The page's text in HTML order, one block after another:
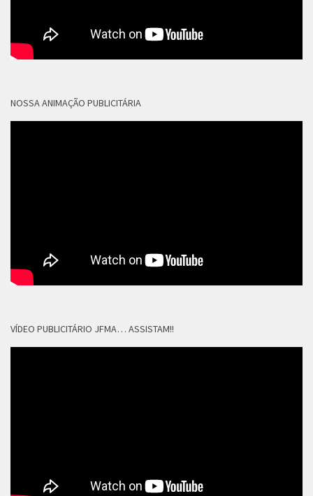
NOSSA ANIMAÇÃO PUBLICITÁRIA
VÍDEO PUBLICITÁRIO JFMA… ASSISTAM!!